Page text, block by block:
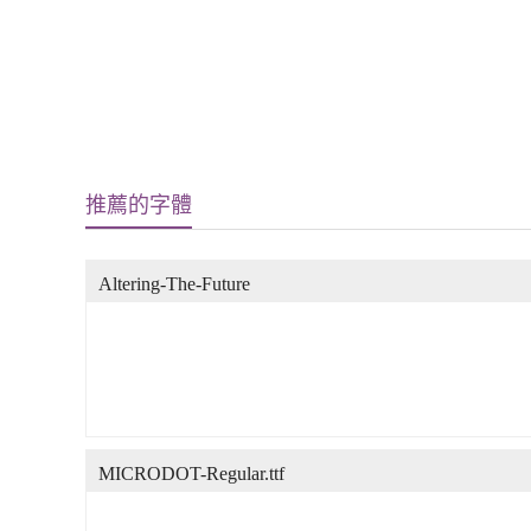
推薦的字體
Altering-The-Future
MICRODOT-Regular.ttf